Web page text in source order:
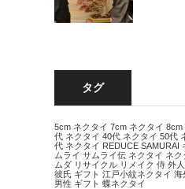
タグ
5cm ネクタイ 7cm ネクタイ 8cm
代 ネクタイ 40代 ネクタイ 50代
代 ネクタイ REDUCE SAMURAI
ムライ サムライ伝 ネクタイ ネク
ムダ リサイクル リメイク 侍 外人
彼氏 ギフト 江戸小紋ネクタイ 海
男性 ギフト 蝶ネクタイ